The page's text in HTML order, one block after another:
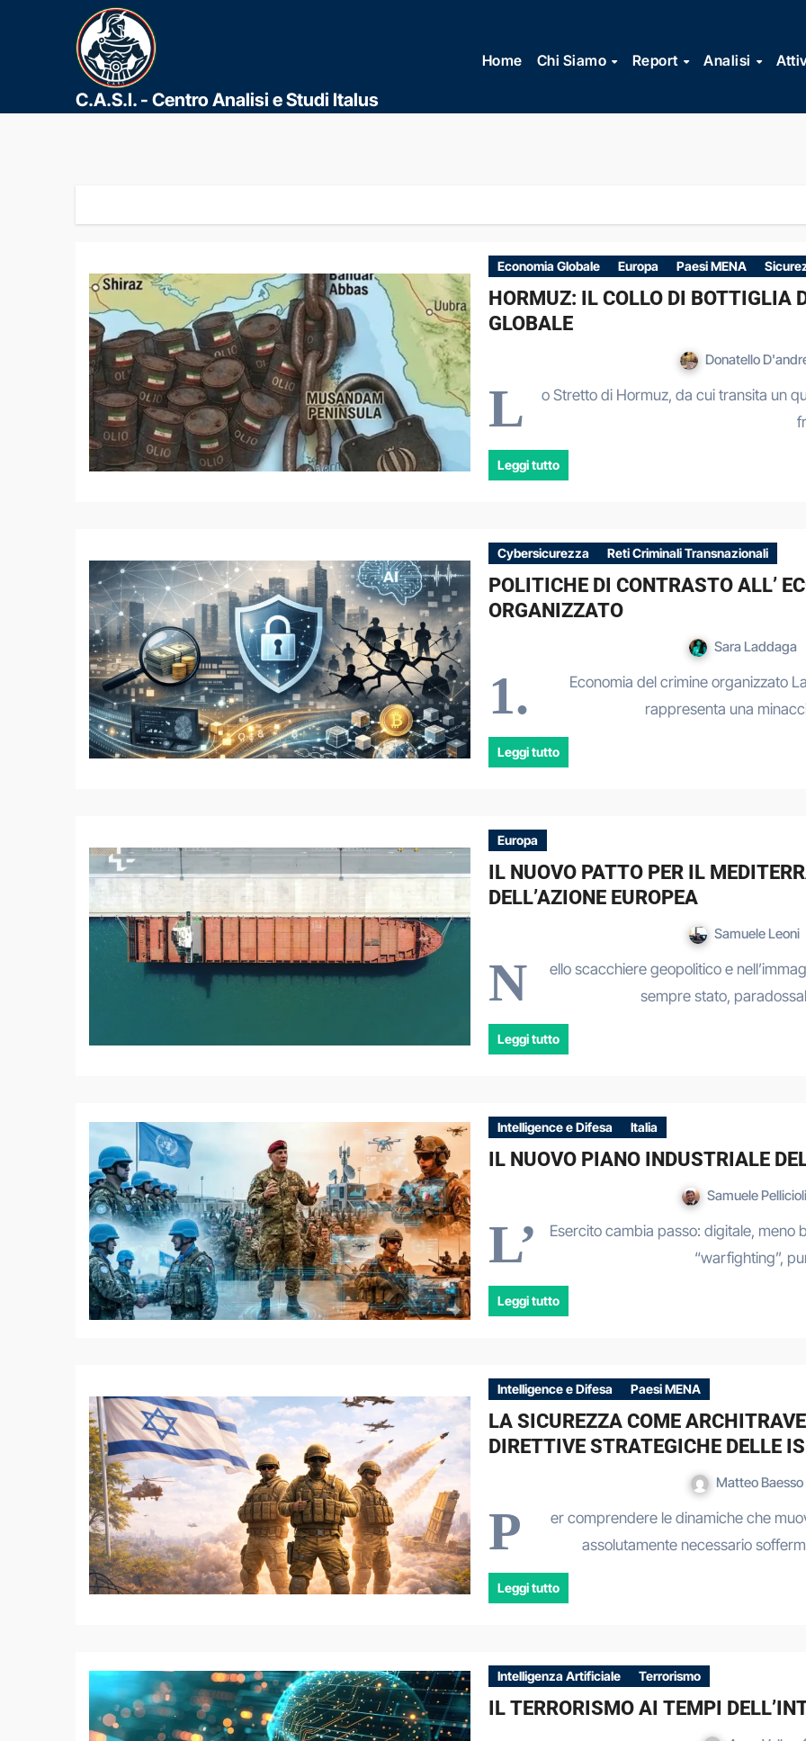
contenuto
C.A.S.I. - Centro Analisi e Studi Italus
Home Chi Siamo Report Analisi
Economia Globale Europa Paesi MENA
HORMUZ: IL COLLO DI BOTTIGLIA
GLOBALE
Donatello
L
o Stretto di Hormuz, da cui transita un
Leggi tutto
Cybersicurezza Reti Criminali Transnazionali
POLITICHE DI CONTRASTO ALL’
ORGANIZZATO
Sara Laddaga
1.
Economia del crimine organizzato
rappresenta una
Leggi tutto
Europa
IL NUOVO PATTO PER IL
DELL’AZIONE EUROPEA
Samuele Leoni
N
ello scacchiere geopolitico e
sempre stato,
Leggi tutto
Intelligence e Difesa Italia
IL NUOVO PIANO INDUSTRIALE
Samuele
L’
Esercito cambia passo: digitale,
“warfighting”,
Leggi tutto
Intelligence e Difesa Paesi MENA
LA SICUREZZA COME
DIRETTIVE STRATEGICHE DELLE
Matteo Baesso
P
er comprendere le dinamiche che
assolutamente necessario
Leggi tutto
Intelligenza Artificiale Terrorismo
IL TERRORISMO AI TEMPI